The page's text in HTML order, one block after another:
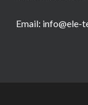
Email: info@ele-